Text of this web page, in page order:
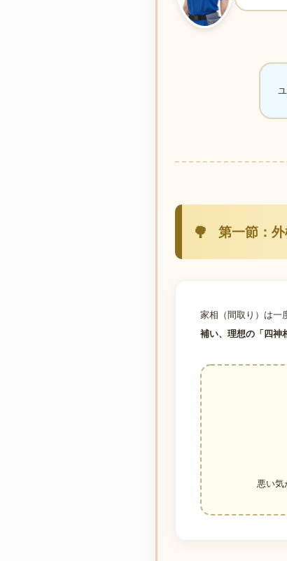
第一節：
家相（間取り）は一
補い、理想の「四神
悪い気